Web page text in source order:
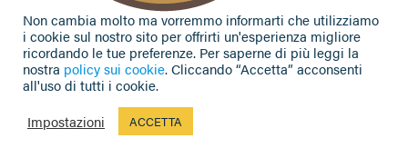
Privacy Policy|Cookie Policy
© 2002-2026 CAA Confagricoltura Emilia Romagna srl - P.IVA
02317021208
Non cambia molto ma vorremmo informarti che utilizziamo
i cookie sul nostro sito per offrirti un'esperienza migliore
ricordando le tue preferenze. Per saperne di più leggi la
nostra policy sui cookie. Cliccando “Accetta” acconsenti
all'uso di tutti i cookie.
Impostazioni
ACCETTA